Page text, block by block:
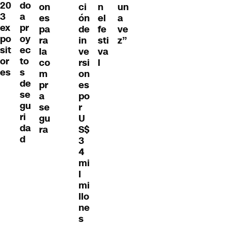
20
3
ex
po
sit
or
es
do
a
pr
oy
ec
to
s
de
se
gu
ri
da
d
on
es
pa
ra
la
co
m
pr
a
se
gu
ra
ci
ón
de
in
ve
rsi
on
es
po
r
U
S$
3
4
mi
l
mi
llo
ne
s
n
el
fe
sti
va
l
un
a
ve
z”